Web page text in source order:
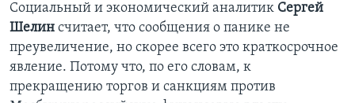
Социальный и экономический аналитик Сергей
Шелин считает, что сообщения о панике не
преувеличение, но скорее всего это краткосрочное
явление. Потому что, по его словам, к
прекращению торгов и санкциям против